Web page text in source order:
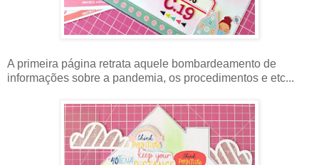
A primeira página retrata aquele bombardeamento de
informações sobre a pandemia, os procedimentos e etc...